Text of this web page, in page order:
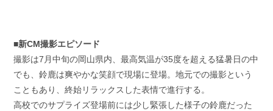
■新CM撮影エピソード
撮影は7月中旬の岡山県内、最高気温が35度を超える猛暑日の中
でも、鈴鹿は爽やかな笑顔で現場に登場。地元での撮影という
こともあり、終始リラックスした表情で進行する。
高校でのサプライズ登場前には少し緊張した様子の鈴鹿だった